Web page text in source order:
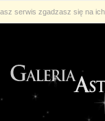
serwis zgadzasz się na